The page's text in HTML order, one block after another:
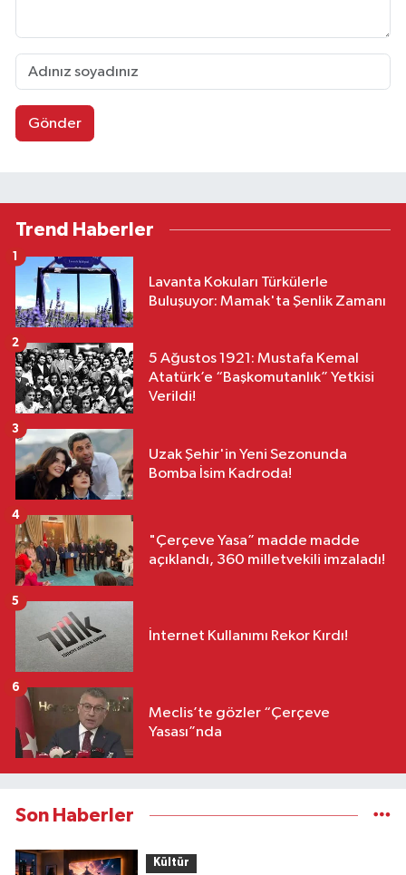
Gönder
Trend Haberler
Lavanta Kokuları Türkülerle
Buluşuyor: Mamak'ta Şenlik Zamanı
1
5 Ağustos 1921: Mustafa Kemal
Atatürk’e “Başkomutanlık” Yetkisi
Verildi!
2
Uzak Şehir'in Yeni Sezonunda
Bomba İsim Kadroda!
3
"Çerçeve Yasa” madde madde
açıklandı, 360 milletvekili imzaladı!
4
İnternet Kullanımı Rekor Kırdı!
5
Meclis’te gözler “Çerçeve
Yasası”nda
6
Son Haberler
Kültür